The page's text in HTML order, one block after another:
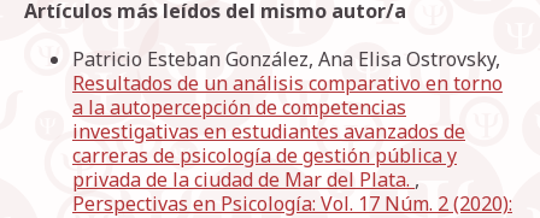
Artículos más leídos del mismo autor/a
Patricio Esteban González, Ana Elisa Ostrovsky,
Resultados de un análisis comparativo en torno
a la autopercepción de competencias
investigativas en estudiantes avanzados de
carreras de psicología de gestión pública y
privada de la ciudad de Mar del Plata. ,
Perspectivas en Psicología: Vol. 17 Núm. 2 (2020):